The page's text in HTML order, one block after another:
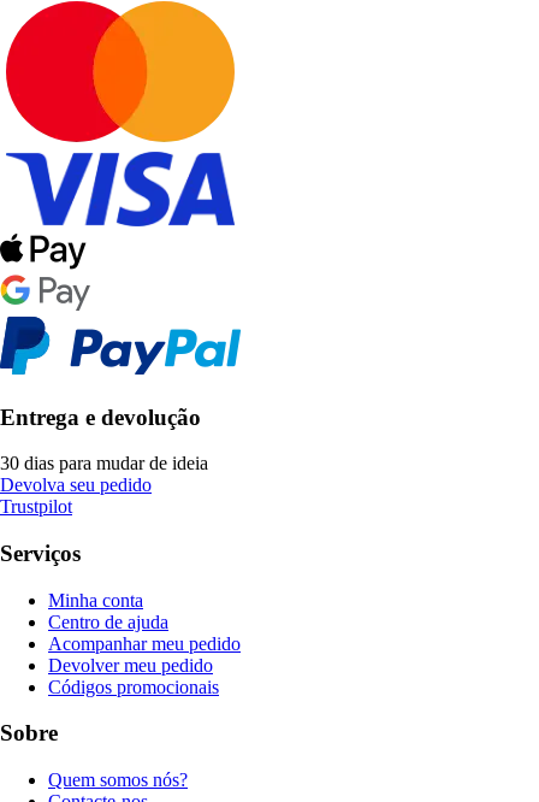
Entrega e devolução
30 dias para mudar de ideia
Devolva seu pedido
Trustpilot
Serviços
Minha conta
Centro de ajuda
Acompanhar meu pedido
Devolver meu pedido
Códigos promocionais
Sobre
Quem somos nós?